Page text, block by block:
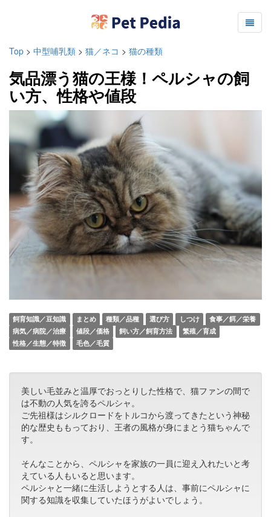
Top > 中型哺乳類 > 猫／ネコ > 猫の種類
気品漂う猫の王様！ペルシャの飼
い方、性格や値段
飼育知識／豆知識 まとめ 種類／品種 選び方 しつけ
食事／餌／栄養
病気／病院／治療
値段／価格 飼い方／飼育方法
繁殖／育成
性格／生態／特徴
毛色／毛質
美しい毛並みと温厚でおっとりした性格で、猫ファンの間で
は不動の人気を誇るペルシャ。
ご先祖様はシルクロードをトルコから渡ってきたという神秘
的な歴史ももっており、王者の風格が身にまとう猫ちゃんで
す。
そんなことから、ペルシャを家族の一員に迎え入れたいと考
えている人もいると思います。
ペルシャと一緒に生活しようとする人は、事前にペルシャに
関する知識を収集していたほうがよいでしょう。